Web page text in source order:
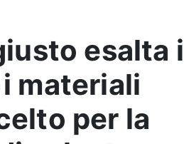
esalta i
materiali
per la